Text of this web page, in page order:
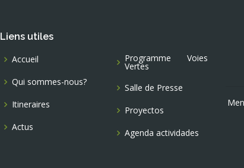
Liens utiles
Accueil
Qui sommes-nous?
Itineraires
Actus
Programme Voies
Vertes
Salle de Presse
Proyectos
Agenda actividades